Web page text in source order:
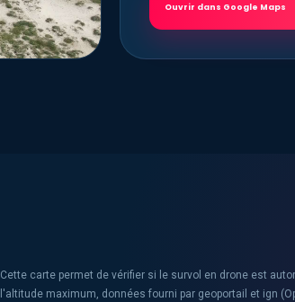
Ouvrir dans Google Maps
Cette carte permet de vérifier si le survol en drone est
l'altitude maximum, données fourni par geoportail et ign